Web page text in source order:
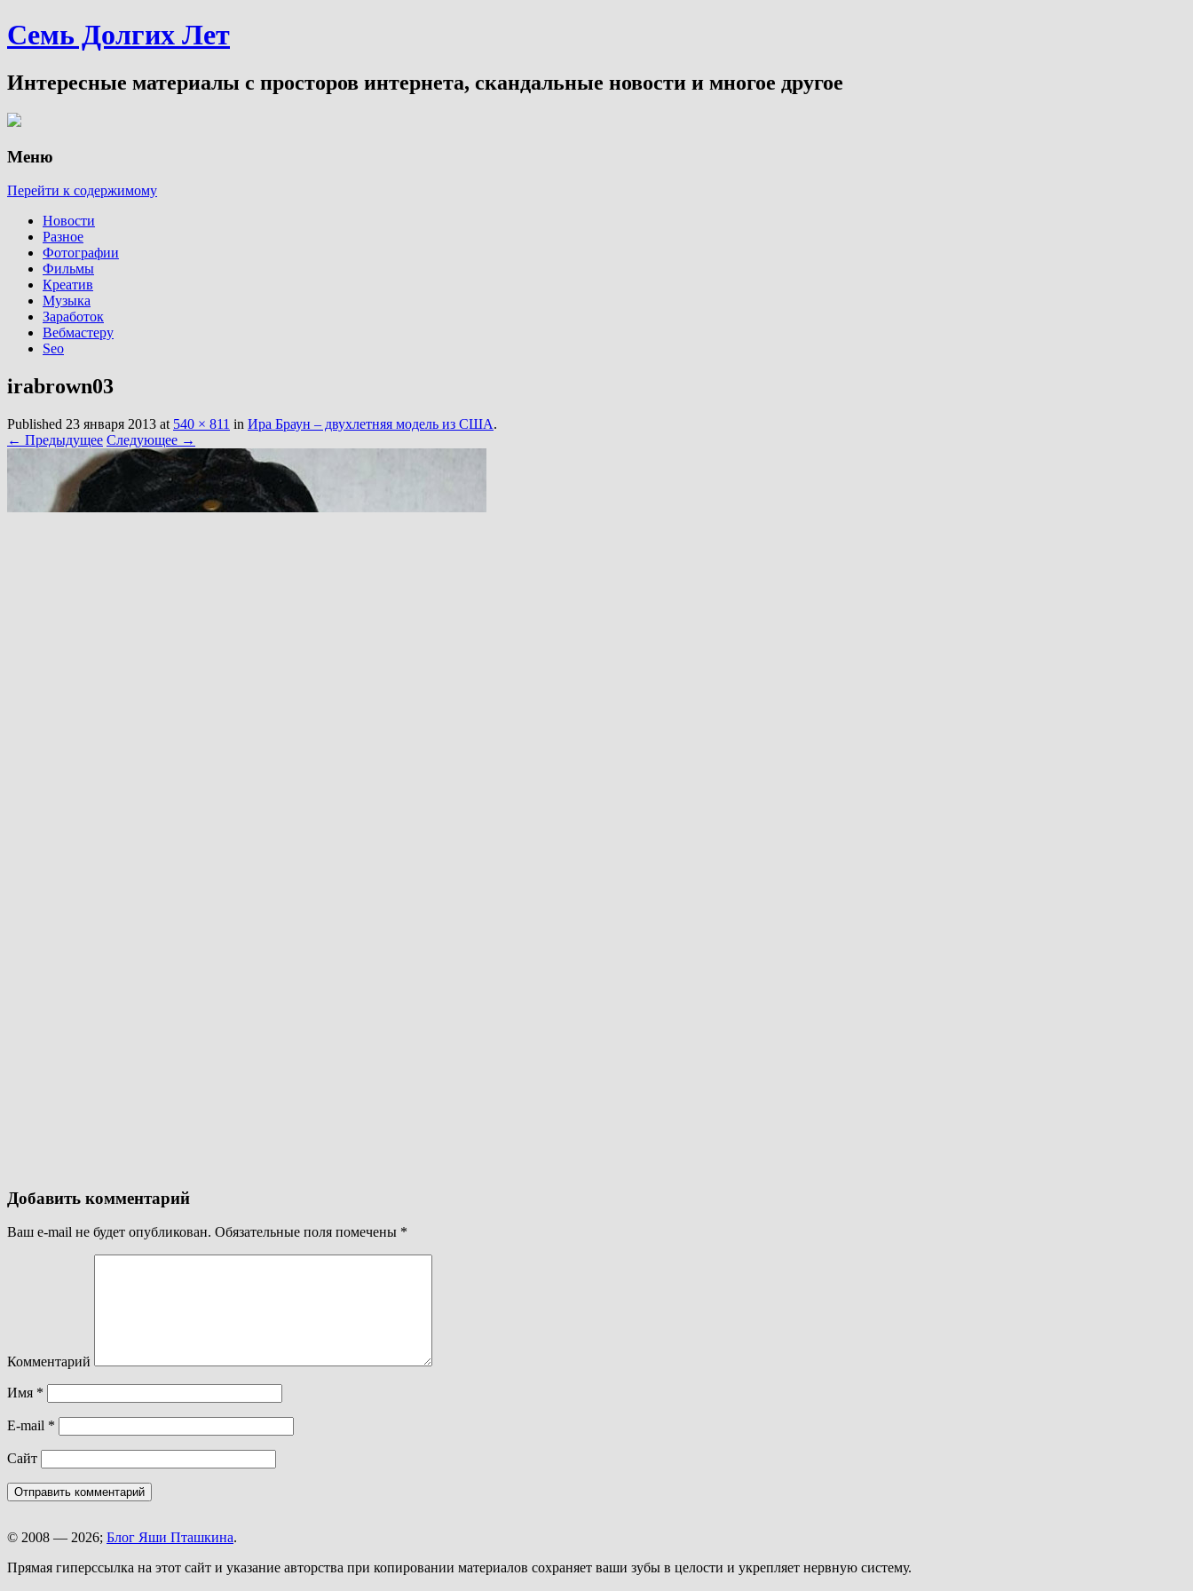
Семь Долгих Лет
Интересные материалы с просторов интернета, скандальные новости и многое другое
Меню
Перейти к содержимому
Новости
Разное
Фотографии
Фильмы
Креатив
Музыка
Заработок
Вебмастеру
Seo
irabrown03
Published 23 января 2013 at 540 × 811 in Ира Браун – двухлетняя модель из США.
← Предыдущее Следующее →
Добавить комментарий
Ваш e-mail не будет опубликован. Обязательные поля помечены *
Комментарий
Имя *
E-mail *
Сайт
© 2008 — 2026; Блог Яши Пташкина.
Прямая гиперссылка на этот сайт и указание авторства при копировании материалов сохраняет ваши зубы в целости и укрепляет нервную систему.